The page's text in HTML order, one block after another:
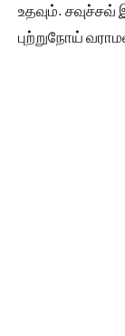
உதவும்.
புற்றுநோய்